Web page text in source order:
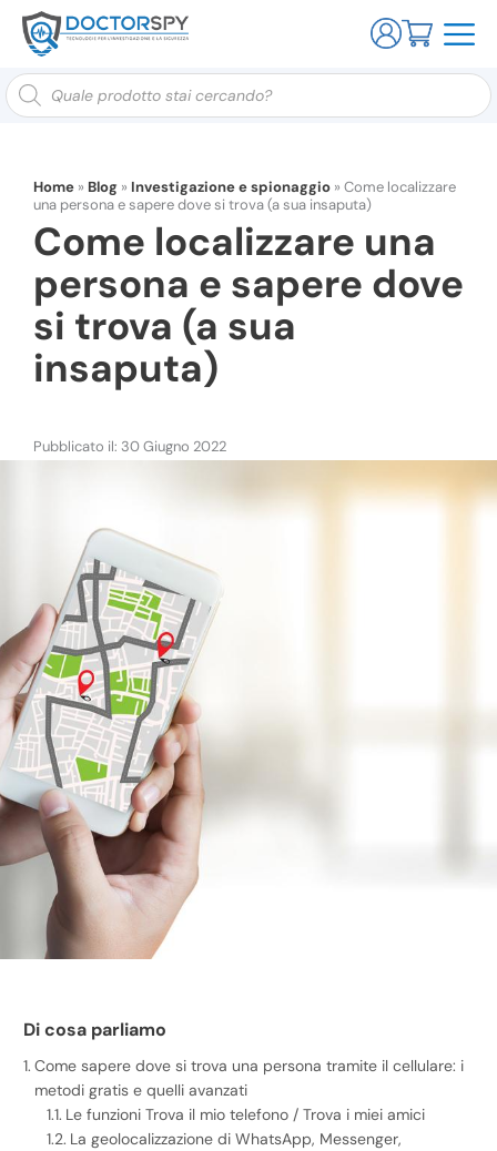
Ricerca
prodotti
Home » Blog » Investigazione e spionaggio » Come localizzare
una persona e sapere dove si trova (a sua insaputa)
Come localizzare una
persona e sapere dove
si trova (a sua
insaputa)
Pubblicato il: 30 Giugno 2022
Di cosa parliamo
Come sapere dove si trova una persona tramite il cellulare: i
metodi gratis e quelli avanzati
Le funzioni Trova il mio telefono / Trova i miei amici
La geolocalizzazione di WhatsApp, Messenger,